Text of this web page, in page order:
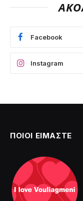
Facebook
Instagram
ΠΟΙΟΙ ΕΙΜΑΣΤΕ